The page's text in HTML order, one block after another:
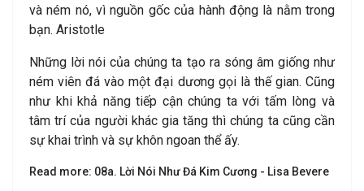
và ném nó, vì nguồn gốc của hành động là nằm trong
bạn. Aristotle
Những lời nói của chúng ta tạo ra sóng âm giống như
ném viên đá vào một đại dương gọi là thế gian. Cũng
như khi khả năng tiếp cận chúng ta với tấm lòng và
tâm trí của người khác gia tăng thì chúng ta cũng cần
sự khai trình và sự khôn ngoan thể ấy.
Read more: 08a. Lời Nói Như Đá Kim Cương - Lisa Bevere